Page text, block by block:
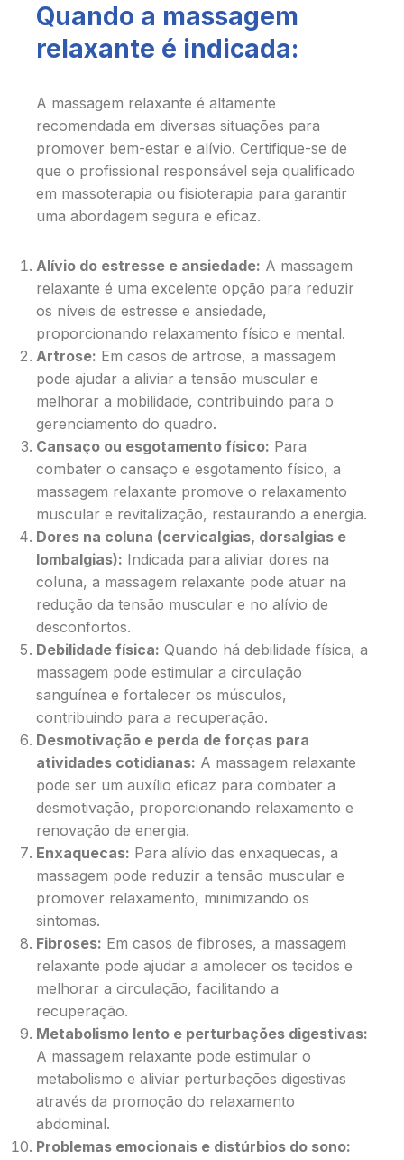
Quando a massagem
relaxante é indicada:
A massagem relaxante é altamente
recomendada em diversas situações para
promover bem-estar e alívio. Certifique-se de
que o profissional responsável seja qualificado
em massoterapia ou fisioterapia para garantir
uma abordagem segura e eficaz.
Alívio do estresse e ansiedade: A massagem
relaxante é uma excelente opção para reduzir
os níveis de estresse e ansiedade,
proporcionando relaxamento físico e mental.
Artrose: Em casos de artrose, a massagem
pode ajudar a aliviar a tensão muscular e
melhorar a mobilidade, contribuindo para o
gerenciamento do quadro.
Cansaço ou esgotamento físico: Para
combater o cansaço e esgotamento físico, a
massagem relaxante promove o relaxamento
muscular e revitalização, restaurando a energia.
Dores na coluna (cervicalgias, dorsalgias e
lombalgias): Indicada para aliviar dores na
coluna, a massagem relaxante pode atuar na
redução da tensão muscular e no alívio de
desconfortos.
Debilidade física: Quando há debilidade física, a
massagem pode estimular a circulação
sanguínea e fortalecer os músculos,
contribuindo para a recuperação.
Desmotivação e perda de forças para
atividades cotidianas: A massagem relaxante
pode ser um auxílio eficaz para combater a
desmotivação, proporcionando relaxamento e
renovação de energia.
Enxaquecas: Para alívio das enxaquecas, a
massagem pode reduzir a tensão muscular e
promover relaxamento, minimizando os
sintomas.
Fibroses: Em casos de fibroses, a massagem
relaxante pode ajudar a amolecer os tecidos e
melhorar a circulação, facilitando a
recuperação.
Metabolismo lento e perturbações digestivas:
A massagem relaxante pode estimular o
metabolismo e aliviar perturbações digestivas
através da promoção do relaxamento
abdominal.
Problemas emocionais e distúrbios do sono: